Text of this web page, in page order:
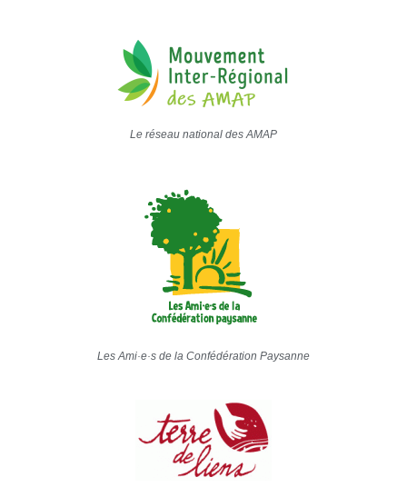
Le réseau national des AMAP
Les Ami·e·s de la Confédération Paysanne